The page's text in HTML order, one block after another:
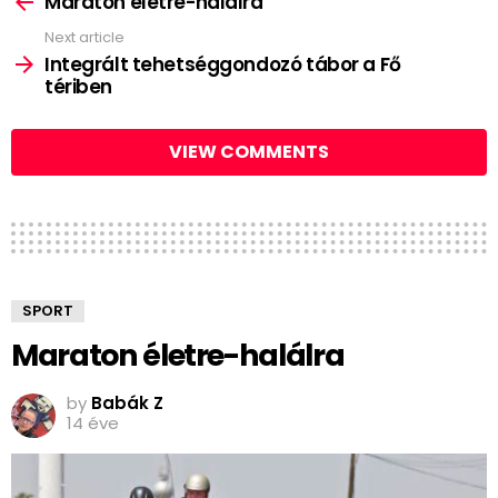
Next article
Integrált tehetséggondozó tábor a Fő
tériben
VIEW COMMENTS
SPORT
Maraton életre-halálra
by Babák Z
14 éve